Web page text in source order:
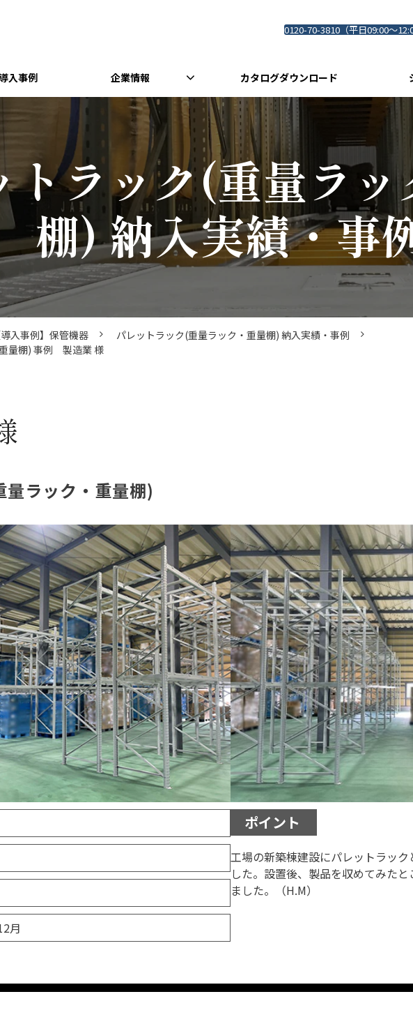
0120-70-3810（平日09:00～
入事例 企業情報 カタログダウンロード
トラック(重量ラ
棚) 納入実績・事
導入事例】保管機器
パレットラック(重量ラック・重量棚) 納入実績・事例
量棚) 事例 製造業 様
ラック・重量棚)
月
ポイント
工場の新築棟建設にパレットラック
した。設置後、製品を収めてみた
ました。（H.M）